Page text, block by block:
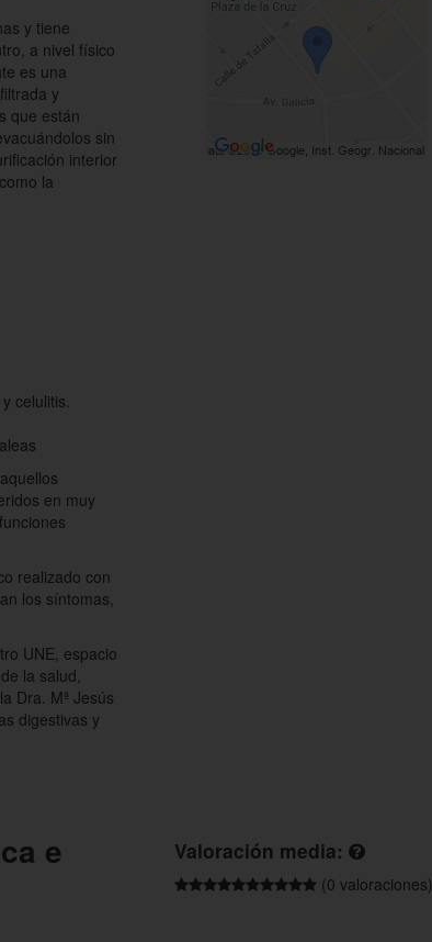
y tiene
a nivel físico
es una
y
que están
sin
interior
la
celulitis.
en muy
realizado con
los síntomas,
UNE, espacio
la salud,
Dra. Mª Jesús
digestivas y
e
Valoración media:
(0 valoraciones)